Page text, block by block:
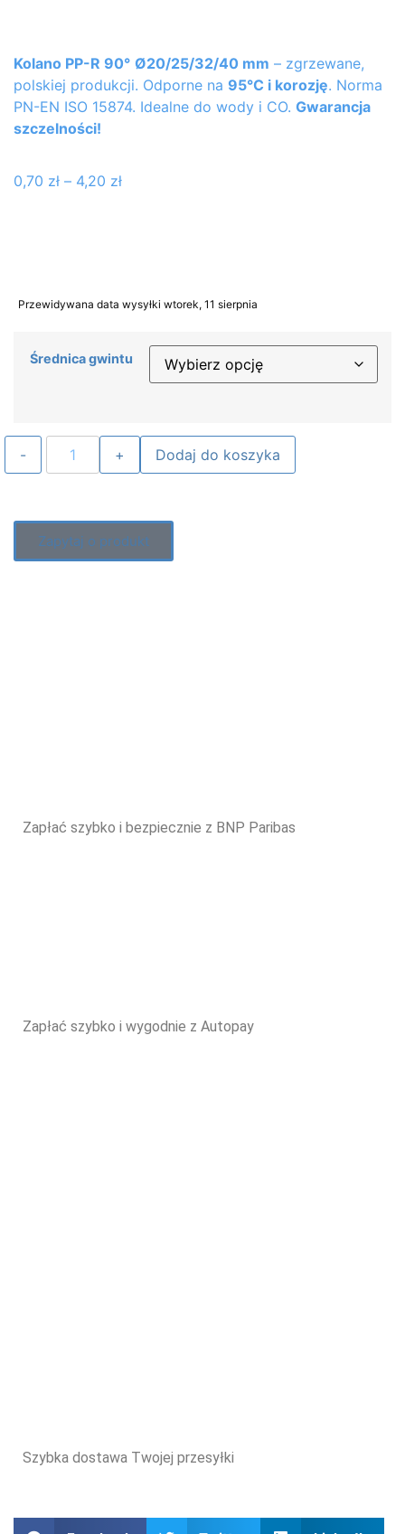
Kolano PP-R 90° Ø20/25/32/40 mm – zgrzewane,
polskiej produkcji. Odporne na 95°C i korozję. Norma
PN-EN ISO 15874. Idealne do wody i CO. Gwarancja
szczelności!
0,70 zł – 4,20 zł
Przewidywana data wysyłki wtorek, 11 sierpnia
Średnica gwintu
Dodaj do koszyka
Zapytaj o produkt
Zapłać szybko i bezpiecznie z BNP Paribas
Zapłać szybko i wygodnie z Autopay
Szybka dostawa Twojej przesyłki